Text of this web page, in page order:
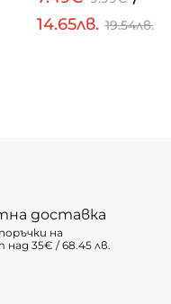
14.65лв. 19.54лв.
доставка
на
35€ / 68.45 лв.